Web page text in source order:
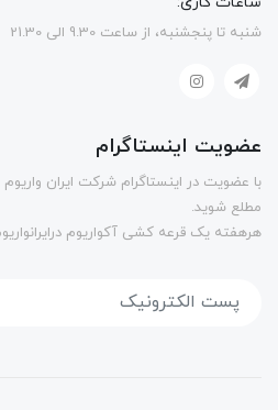
شنبه تا پنجشنبه، از ساعت 9.30 الی 21.30
عضویت اینستاگرام
با عضویت در اینستاگرام شرکت ایران
مطلع شوید.
هرهفته یک قرعه کشی آکواریوم